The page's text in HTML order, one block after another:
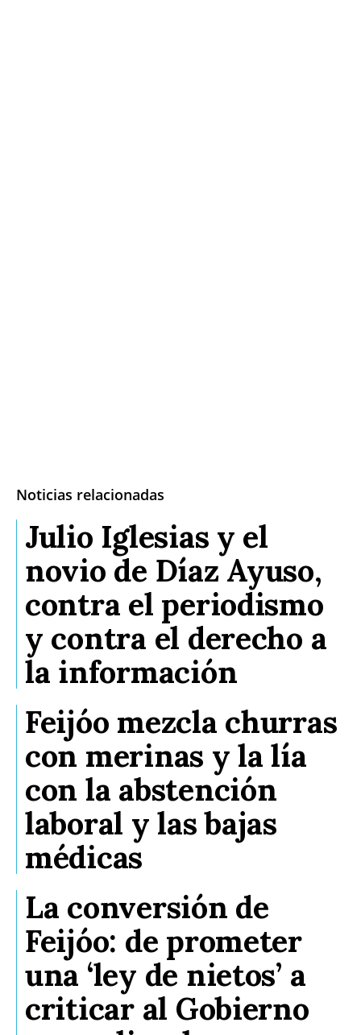
Noticias relacionadas
Julio Iglesias y el
novio de Díaz Ayuso,
contra el periodismo
y contra el derecho a
la información
Feijóo mezcla churras
con merinas y la lía
con la abstención
laboral y las bajas
médicas
La conversión de
Feijóo: de prometer
una ‘ley de nietos’ a
criticar al Gobierno